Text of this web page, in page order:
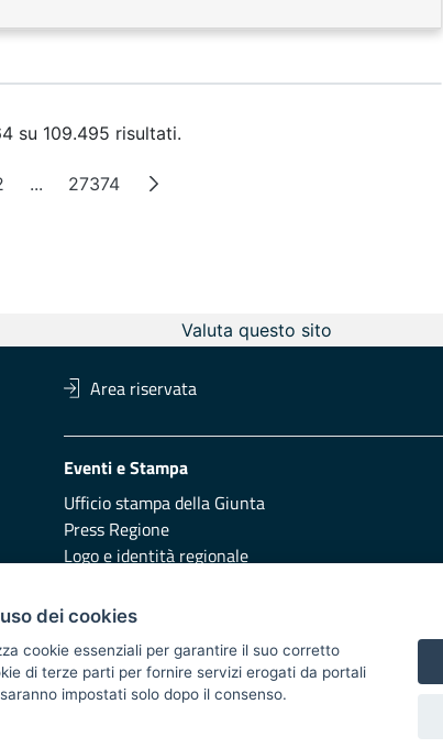
su 109.495 risultati.
...Pagine intermedie
Pagina
27374
Valuta questo sito
Area riservata
Eventi e Stampa
Ufficio stampa della Giunta
Press Regione
Logo e identità regionale
Redazione
Presentazione
Responsabili di pubblicazione
2020 - Asse XI
dei cookies
cookie essenziali per garantire il suo corretto
di terze parti per fornire servizi erogati da portali
impostati solo dopo il consenso.